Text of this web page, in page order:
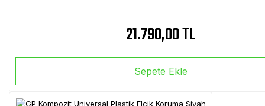
21.790,00 TL
Sepete Ekle